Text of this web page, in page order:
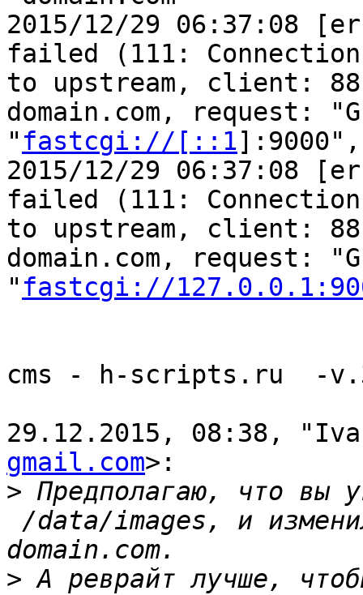
2015/12/29 06:37:08
failed (111:
to upstream, client:
domain.com, request:
" fastcgi://[::1
2015/12/29 06:37:08
failed (111:
to upstream, client:
domain.com, request:
" fastcgi://
cms - h-scripts.ru  -
29.12.2015, 08:38,
gmail.com>:
> Предполагаю, что вы
/data/images, и
> А реврайт лучше,